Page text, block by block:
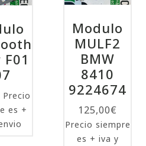
Modulo
MULF2
BMW
8410
9224674
125,00€
Precio siempre
es + iva y
Precio
es +